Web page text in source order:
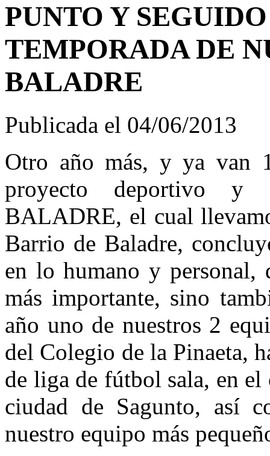
PUNTO Y
TEMPORADA DE
BALADRE
Publicada el 04/06/2013
Otro año más, y ya van
proyecto deportivo
BALADRE, el cual
Barrio de Baladre,
en lo humano y personal,
más importante, sino
año uno de nuestros 2
del Colegio de la Pinaeta,
de liga de fútbol sala, en
ciudad de Sagunto, así
nuestro equipo más